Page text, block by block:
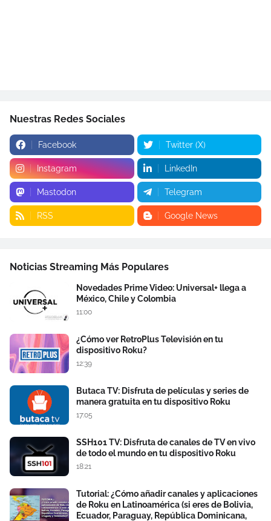
Nuestras Redes Sociales
Facebook Twitter (X)
Instagram LinkedIn
Mastodon Telegram
RSS Google News
Noticias Streaming Más Populares
Novedades Prime Video: Universal+ llega a
México, Chile y Colombia
11:00
¿Cómo ver RetroPlus Televisión en tu
dispositivo Roku?
12:39
Butaca TV: Disfruta de películas y series de
manera gratuita en tu dispositivo Roku
17:05
SSH101 TV: Disfruta de canales de TV en vivo
de todo el mundo en tu dispositivo Roku
18:21
Tutorial: ¿Cómo añadir canales y aplicaciones
de Roku en Latinoamérica (si eres de Bolivia,
Ecuador, Paraguay, República Dominicana,